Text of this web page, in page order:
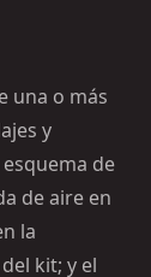
una o más
y
de
de aire en
la
kit; y el